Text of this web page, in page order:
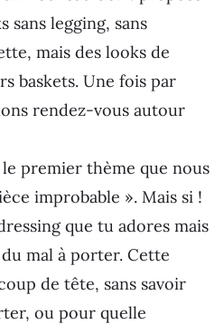
sans legging, sans
mais des looks de
baskets. Une fois par
rendez-vous autour
premier thème que nous
improbable ». Mais si !
que tu adores mais
mal à porter. Cette
de tête, sans savoir
ou pour quelle